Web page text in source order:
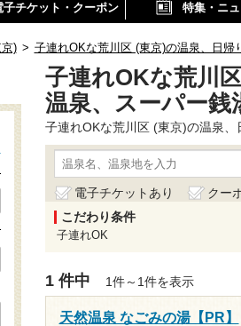
子チケット・クーポン 特集・ニ
) > 子連れOKな荒川区 (東京)の温泉、日帰
子連れOKな荒川
温泉、スーパー銭
子連れOKな荒川区 (東京)の温泉
電子チケットあり クー
こだわり条件
子連れOK
1 件中 1件～1件を表示
天然温泉 なごみの湯【PR】